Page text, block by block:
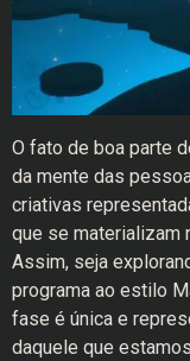
O fato de boa parte
da mente das
criativas
que se materializam
Assim, seja
programa ao estilo
fase é única e
daquele que